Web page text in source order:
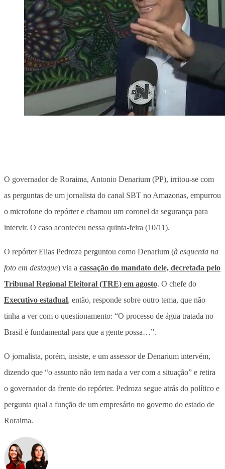
O governador de Roraima, Antonio Denarium (PP), irritou-se com
as perguntas de um jornalista do canal SBT no Amazonas, empurrou
o microfone do repórter e chamou um coronel da segurança para
intervir. O caso aconteceu nessa quinta-feira (10/11).
O repórter Elias Pedroza perguntou como Denarium (à esquerda na
foto em destaque) via a cassação do mandato dele, decretada pelo
Tribunal Regional Eleitoral (TRE) em agosto. O chefe do
Executivo estadual, então, responde sobre outro tema, que não
tinha a ver com o questionamento: “O processo de água tratada no
Brasil é fundamental para que a gente possa…”.
O jornalista, porém, insiste, e um assessor de Denarium intervém,
dizendo que “o assunto não tem nada a ver com a situação” e retira
o governador da frente do repórter. Pedroza segue atrás do político e
pergunta qual a função de um empresário no governo do estado de
Roraima.